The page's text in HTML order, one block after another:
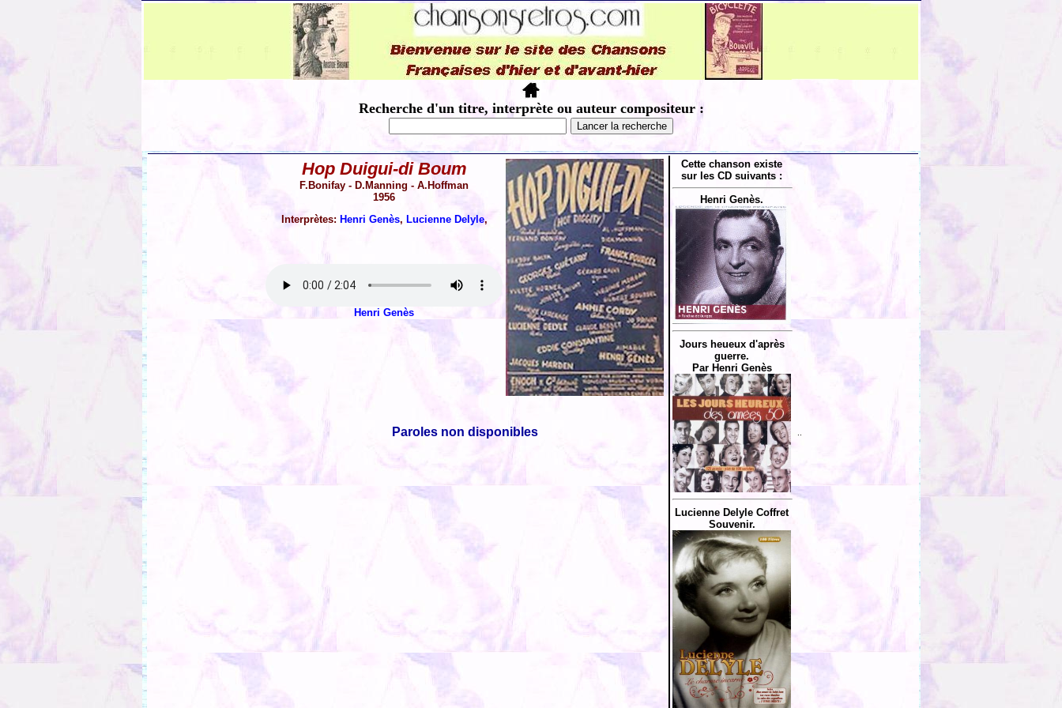
Recherche d'un titre, interprète ou auteur compositeur :
Hop Duigui-di Boum
F.Bonifay - D.Manning - A.Hoffman
1956
Interprètes: Henri Genès, Lucienne Delyle,
Henri Genès
Paroles non disponibles
Cette chanson existe
sur les CD suivants :
Henri Genès.
Jours heueux d'après
guerre.
Par Henri Genès
Lucienne Delyle Coffret
Souvenir.